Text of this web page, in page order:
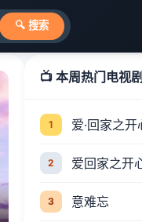
🔍 搜索
📺 本周热门电视剧
1
2
3 意难忘